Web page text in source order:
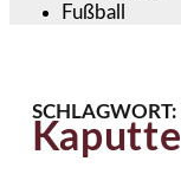
Fußball
SCHLAGWORT: